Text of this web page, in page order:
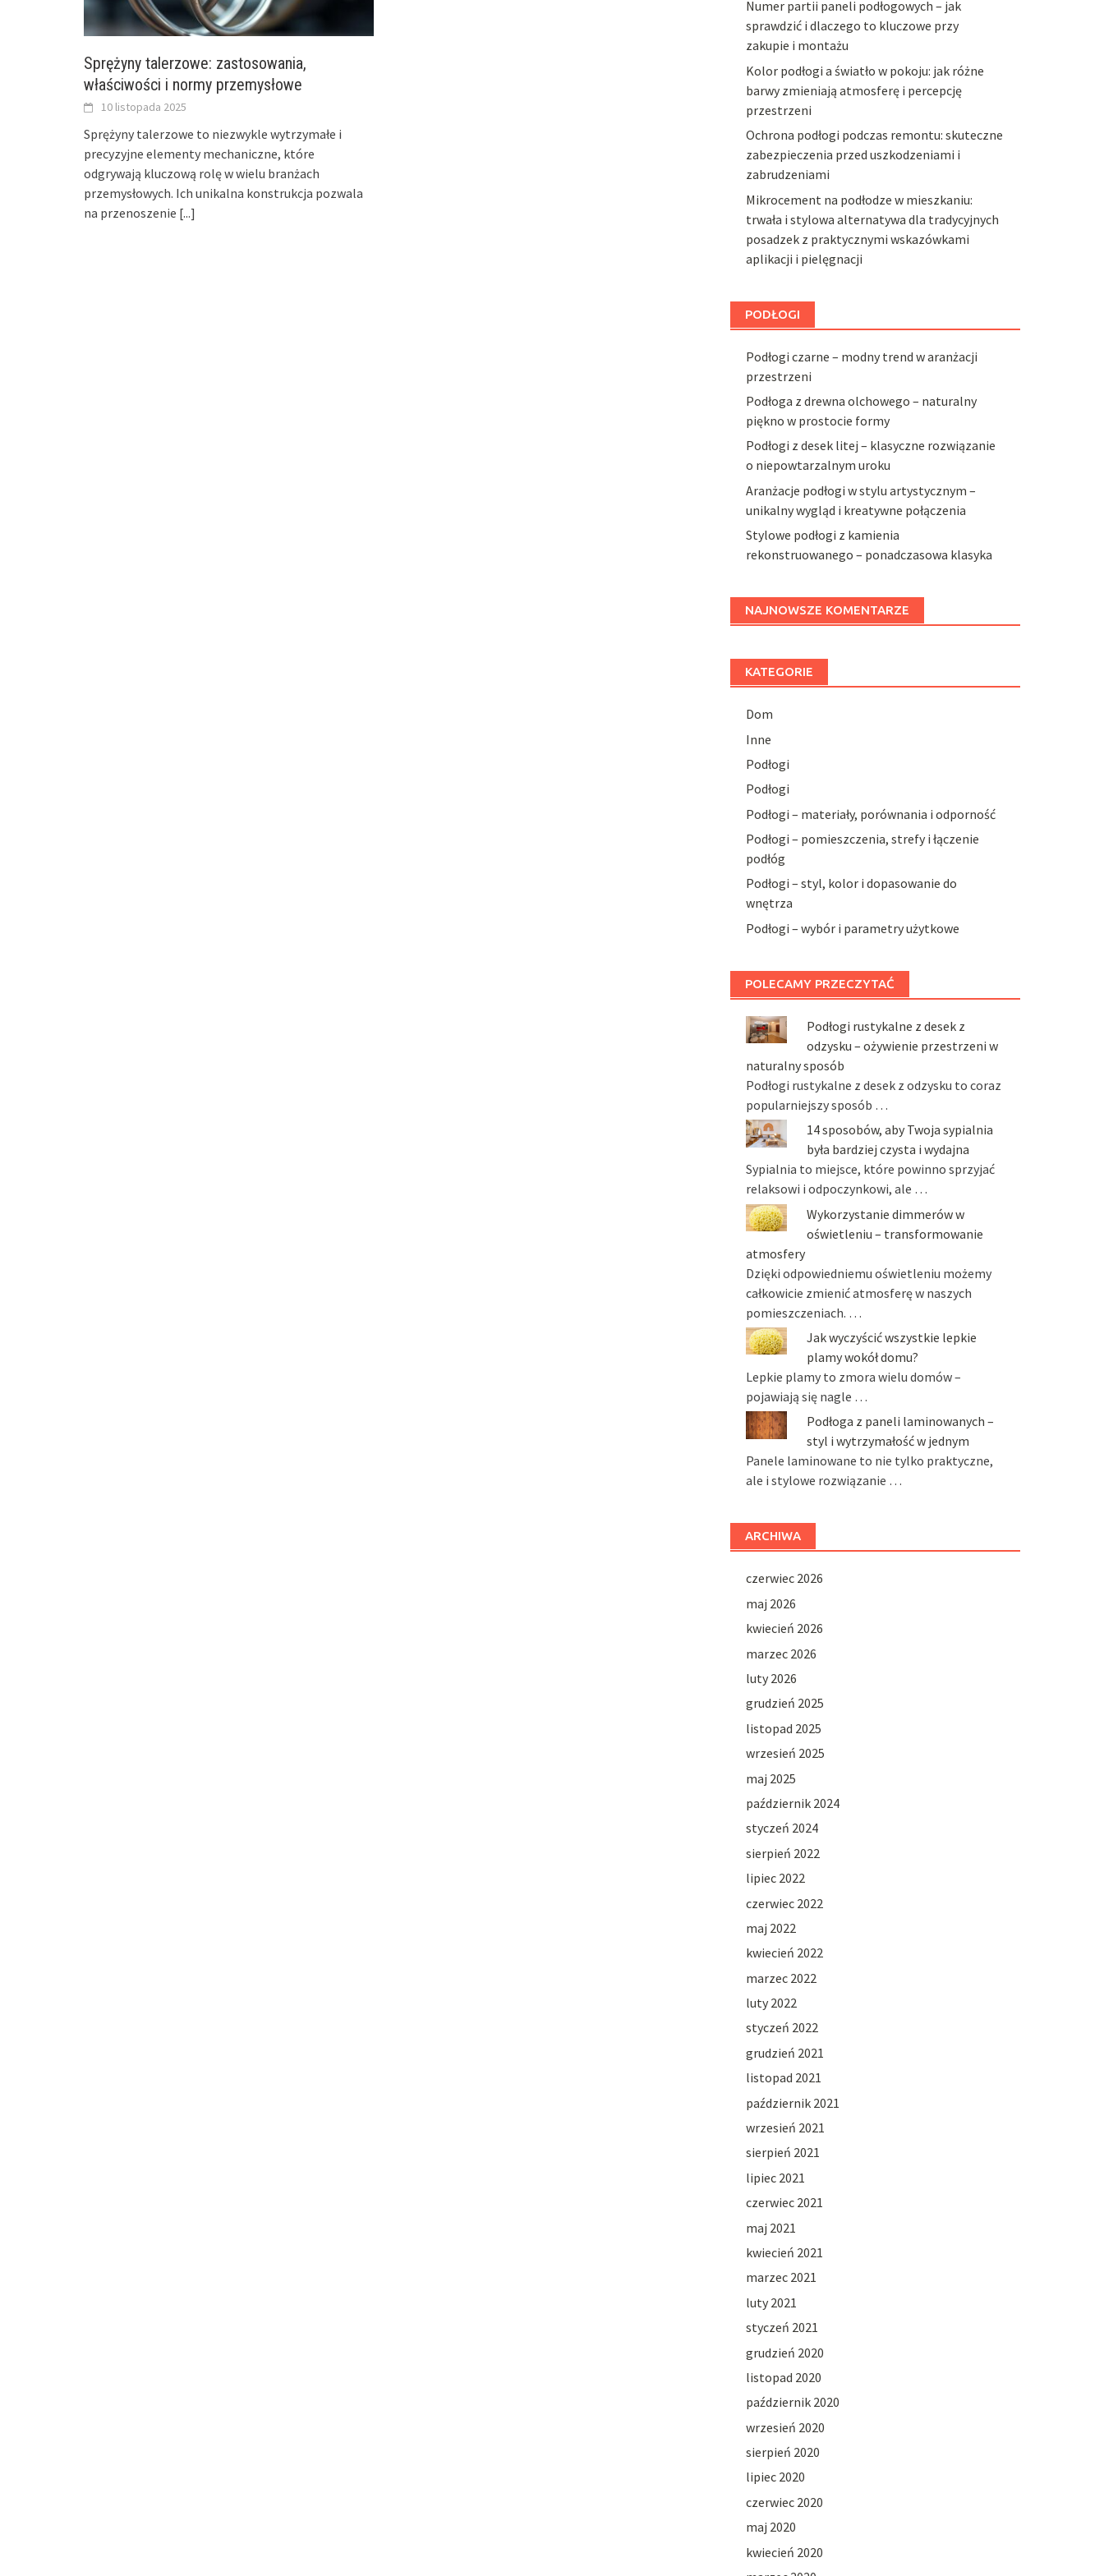
Sprężyny talerzowe: zastosowania,
właściwości i normy przemysłowe
10 listopada 2025
Sprężyny talerzowe to niezwykle wytrzymałe i
precyzyjne elementy mechaniczne, które
odgrywają kluczową rolę w wielu branżach
przemysłowych. Ich unikalna konstrukcja pozwala
na przenoszenie [...]
Numer partii paneli podłogowych – jak
sprawdzić i dlaczego to kluczowe przy
zakupie i montażu
Kolor podłogi a światło w pokoju: jak różne
barwy zmieniają atmosferę i percepcję
przestrzeni
Ochrona podłogi podczas remontu: skuteczne
zabezpieczenia przed uszkodzeniami i
zabrudzeniami
Mikrocement na podłodze w mieszkaniu:
trwała i stylowa alternatywa dla tradycyjnych
posadzek z praktycznymi wskazówkami
aplikacji i pielęgnacji
PODŁOGI
Podłogi czarne – modny trend w aranżacji
przestrzeni
Podłoga z drewna olchowego – naturalny
piękno w prostocie formy
Podłogi z desek litej – klasyczne rozwiązanie
o niepowtarzalnym uroku
Aranżacje podłogi w stylu artystycznym –
unikalny wygląd i kreatywne połączenia
Stylowe podłogi z kamienia
rekonstruowanego – ponadczasowa klasyka
NAJNOWSZE KOMENTARZE
KATEGORIE
Dom
Inne
Podłogi
Podłogi
Podłogi – materiały, porównania i odporność
Podłogi – pomieszczenia, strefy i łączenie
podłóg
Podłogi – styl, kolor i dopasowanie do
wnętrza
Podłogi – wybór i parametry użytkowe
POLECAMY PRZECZYTAĆ
Podłogi rustykalne z desek z
odzysku – ożywienie przestrzeni w
naturalny sposób
Podłogi rustykalne z desek z odzysku to coraz
popularniejszy sposób …
14 sposobów, aby Twoja sypialnia
była bardziej czysta i wydajna
Sypialnia to miejsce, które powinno sprzyjać
relaksowi i odpoczynkowi, ale …
Wykorzystanie dimmerów w
oświetleniu – transformowanie
atmosfery
Dzięki odpowiedniemu oświetleniu możemy
całkowicie zmienić atmosferę w naszych
pomieszczeniach. …
Jak wyczyścić wszystkie lepkie
plamy wokół domu?
Lepkie plamy to zmora wielu domów –
pojawiają się nagle …
Podłoga z paneli laminowanych –
styl i wytrzymałość w jednym
Panele laminowane to nie tylko praktyczne,
ale i stylowe rozwiązanie …
ARCHIWA
czerwiec 2026
maj 2026
kwiecień 2026
marzec 2026
luty 2026
grudzień 2025
listopad 2025
wrzesień 2025
maj 2025
październik 2024
styczeń 2024
sierpień 2022
lipiec 2022
czerwiec 2022
maj 2022
kwiecień 2022
marzec 2022
luty 2022
styczeń 2022
grudzień 2021
listopad 2021
październik 2021
wrzesień 2021
sierpień 2021
lipiec 2021
czerwiec 2021
maj 2021
kwiecień 2021
marzec 2021
luty 2021
styczeń 2021
grudzień 2020
listopad 2020
październik 2020
wrzesień 2020
sierpień 2020
lipiec 2020
czerwiec 2020
maj 2020
kwiecień 2020